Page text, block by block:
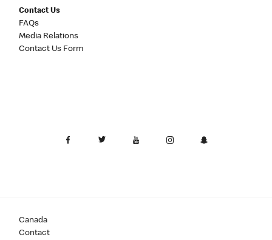
Contact Us
FAQs
Media Relations
Contact Us Form
Canada
Contact